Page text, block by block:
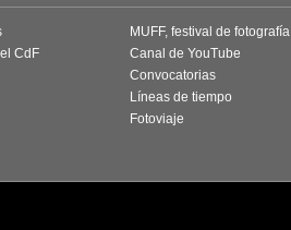
CdF
MUFF, festival de fotografía
Canal de YouTube
Convocatorias
Líneas de tiempo
Fotoviaje